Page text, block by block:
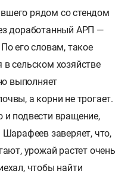
рядом со стендом
доработанный АРП —
его словам, такое
в сельском хозяйстве
выполняет
а корни не трогает.
и подвести вращение,
заверяет, что,
урожай растет очень
чтобы найти